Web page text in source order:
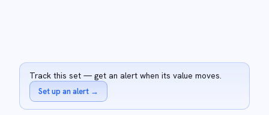
Track this set — get an alert when its value moves.
Set up an alert →